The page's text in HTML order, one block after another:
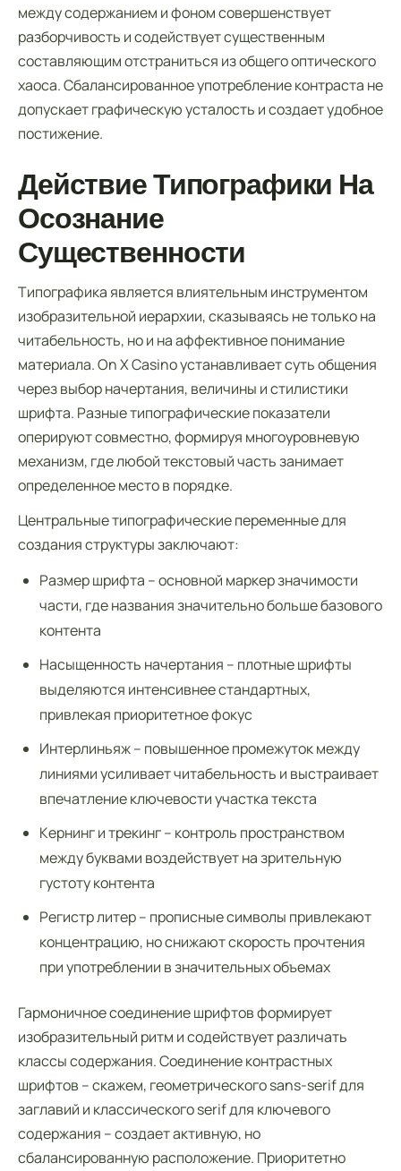
между содержанием и фоном совершенствует
разборчивость и содействует существенным
составляющим отстраниться из общего оптического
хаоса. Сбалансированное употребление контраста не
допускает графическую усталость и создает удобное
постижение.
Действие Типографики На
Осознание
Существенности
Типографика является влиятельным инструментом
изобразительной иерархии, сказываясь не только на
читабельность, но и на аффективное понимание
материала. On X Casino устанавливает суть общения
через выбор начертания, величины и стилистики
шрифта. Разные типографические показатели
оперируют совместно, формируя многоуровневую
механизм, где любой текстовый часть занимает
определенное место в порядке.
Центральные типографические переменные для
создания структуры заключают:
Размер шрифта – основной маркер значимости
части, где названия значительно больше базового
контента
Насыщенность начертания – плотные шрифты
выделяются интенсивнее стандартных,
привлекая приоритетное фокус
Интерлиньяж – повышенное промежуток между
линиями усиливает читабельность и выстраивает
впечатление ключевости участка текста
Кернинг и трекинг – контроль пространством
между буквами воздействует на зрительную
густоту контента
Регистр литер – прописные символы привлекают
концентрацию, но снижают скорость прочтения
при употреблении в значительных объемах
Гармоничное соединение шрифтов формирует
изобразительный ритм и содействует различать
классы содержания. Соединение контрастных
шрифтов – скажем, геометрического sans-serif для
заглавий и классического serif для ключевого
содержания – создает активную, но
сбалансированную расположение. Приоритетно